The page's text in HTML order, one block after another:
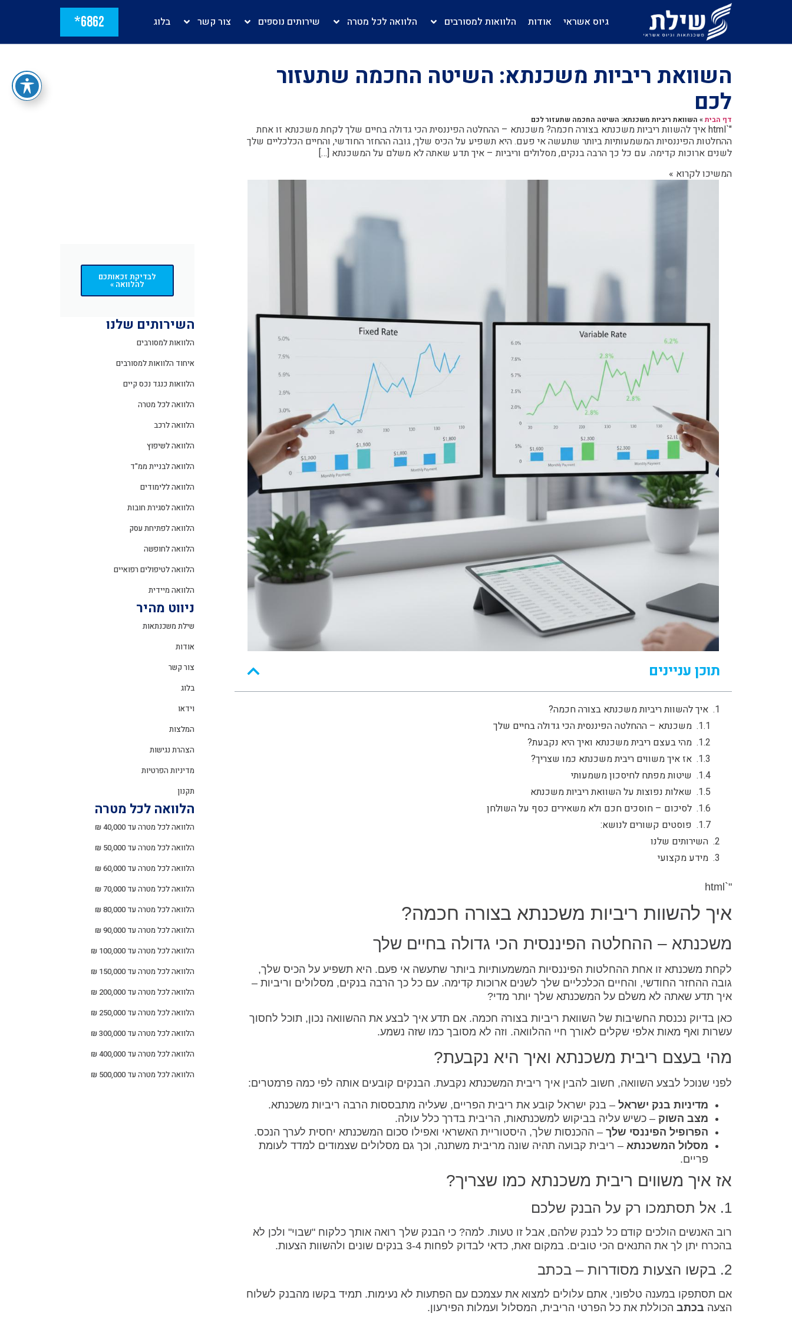
גיוס אשראי אודות הלוואות למסורבים הלוואה לכל מטרה שירותים נוספים צור קשר בלוג 6862*
השוואת ריביות משכנתא: השיטה החכמה שתעזור
לכם
דף הבית» השוואת ריביות משכנתא: השיטה החכמה שתעזור לכם
"`html איך להשוות ריביות משכנתא בצורה חכמה? משכנתא – ההחלטה הפיננסית הכי גדולה בחיים שלך לקחת משכנתא זו אחת
ההחלטות הפיננסיות המשמעותיות ביותר שתעשה אי פעם. היא תשפיע על הכיס שלך, גובה ההחזר החודשי, והחיים הכלכליים שלך
לשנים ארוכות קדימה. עם כל כך הרבה בנקים, מסלולים וריביות – איך תדע שאתה לא משלם על המשכנתא […]
המשיכו לקרוא »
תוכן עניינים
איך להשוות ריביות משכנתא בצורה חכמה?
משכנתא – ההחלטה הפיננסית הכי גדולה בחיים שלך
מהי בעצם ריבית משכנתא ואיך היא נקבעת?
אז איך משווים ריבית משכנתא כמו שצריך?
שיטות מפתח לחיסכון משמעותי
שאלות נפוצות על השוואת ריביות משכנתא
לסיכום – חוסכים חכם ולא משאירים כסף על השולחן
פוסטים קשורים לנושא:
השירותים שלנו
מידע מקצועי
"`html
איך להשוות ריביות משכנתא בצורה חכמה?
משכנתא – ההחלטה הפיננסית הכי גדולה בחיים שלך
לקחת משכנתא זו אחת ההחלטות הפיננסיות המשמעותיות ביותר שתעשה אי פעם. היא תשפיע על הכיס שלך,
גובה ההחזר החודשי, והחיים הכלכליים שלך לשנים ארוכות קדימה. עם כל כך הרבה בנקים, מסלולים וריביות –
איך תדע שאתה לא משלם על המשכנתא שלך יותר מדי?
כאן בדיוק נכנסת החשיבות של השוואת ריביות בצורה חכמה. אם תדע איך לבצע את ההשוואה נכון, תוכל לחסוך
עשרות ואף מאות אלפי שקלים לאורך חיי ההלוואה. וזה לא מסובך כמו שזה נשמע.
מהי בעצם ריבית משכנתא ואיך היא נקבעת?
לפני שנוכל לבצע השוואה, חשוב להבין איך ריבית המשכנתא נקבעת. הבנקים קובעים אותה לפי כמה פרמטרים:
מדיניות בנק ישראל – בנק ישראל קובע את ריבית הפריים, שעליה מתבססות הרבה ריביות משכנתא.
מצב השוק – כשיש עליה בביקוש למשכנתאות, הריבית בדרך כלל עולה.
הפרופיל הפיננסי שלך – ההכנסות שלך, היסטוריית האשראי ואפילו סכום המשכנתא יחסית לערך הנכס.
מסלול המשכנתא – ריבית קבועה תהיה שונה מריבית משתנה, וכך גם מסלולים שצמודים למדד לעומת
פריים.
אז איך משווים ריבית משכנתא כמו שצריך?
1. אל תסתמכו רק על הבנק שלכם
רוב האנשים הולכים קודם כל לבנק שלהם, אבל זו טעות. למה? כי הבנק שלך רואה אותך כלקוח "שבוי" ולכן לא
בהכרח יתן לך את התנאים הכי טובים. במקום זאת, כדאי לבדוק לפחות 3-4 בנקים שונים ולהשוות הצעות.
2. בקשו הצעות מסודרות – בכתב
אם תסתפקו במענה טלפוני, אתם עלולים למצוא את עצמכם עם הפתעות לא נעימות. תמיד בקשו מהבנק לשלוח
הצעה בכתב הכוללת את כל הפרטי הריבית, המסלול ועמלות הפירעון.
לבדיקת זכאותכם
להלוואה »
השירותים שלנו
הלוואות למסורבים
איחוד הלוואות למסורבים
הלוואות כנגד נכס קיים
הלוואה לכל מטרה
הלוואה לרכב
הלוואה לשיפוץ
הלוואה לבניית ממ"ד
הלוואה ללימודים
הלוואה לסגירת חובות
הלוואה לפתיחת עסק
הלוואה לחופשה
הלוואה לטיפולים רפואיים
הלוואה מיידית
ניווט מהיר
שילת משכנתאות
אודות
צור קשר
בלוג
וידאו
המלצות
הצהרת נגישות
מדיניות הפרטיות
תקנון
הלוואה לכל מטרה
הלוואה לכל מטרה עד 40,000 ₪
הלוואה לכל מטרה עד 50,000 ₪
הלוואה לכל מטרה עד 60,000 ₪
הלוואה לכל מטרה עד 70,000 ₪
הלוואה לכל מטרה עד 80,000 ₪
הלוואה לכל מטרה עד 90,000 ₪
הלוואה לכל מטרה עד 100,000 ₪
הלוואה לכל מטרה עד 150,000 ₪
הלוואה לכל מטרה עד 200,000 ₪
הלוואה לכל מטרה עד 250,000 ₪
הלוואה לכל מטרה עד 300,000 ₪
הלוואה לכל מטרה עד 400,000 ₪
הלוואה לכל מטרה עד 500,000 ₪